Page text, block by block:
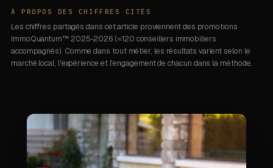
À PROPOS DES CHIFFRES CITÉS
Les chiffres partagés dans cet article proviennent des promotions
ImmoQuantum™ 2025-2026 (≈120 conseillers immobiliers
accompagnés). Comme dans tout métier, les résultats varient selon le
marché local, l'expérience et l'engagement de chacun dans la méthode.